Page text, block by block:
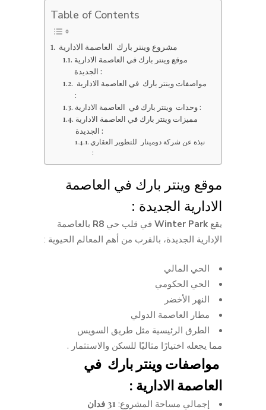
Table of Contents
موقع وينتر بارك في العاصمة الادارية
الجديدة :
:
وحدات وينتر بارك في العاصمة الادارية :
مميزات وينتر بارك في العاصمة الادارية
الجديدة :
نبذة عن شركة دومينار للتطوير العقاري
:
موقع وينتر بارك في العاصمة
الادارية الجديدة :
يقع Winter Park في قلب حي R8 بالعاصمة
الإدارية الجديدة، بالقرب من أهم المعالم الحيوية :
الحي المالي
الحي الحكومي
النهر الأخضر
مطار العاصمة الدولي
الطرق الرئيسية مثل طريق السويس
مما يجعله اختيارًا مثاليًا للسكن والاستثمار .
مواصفات وينتر بارك في
العاصمة الادارية :
إجمالي مساحة المشروع: 31 فدان